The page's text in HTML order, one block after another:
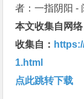
者：一指阴阳 -
本文收集自网
收集自：
1.html
点此跳转下载